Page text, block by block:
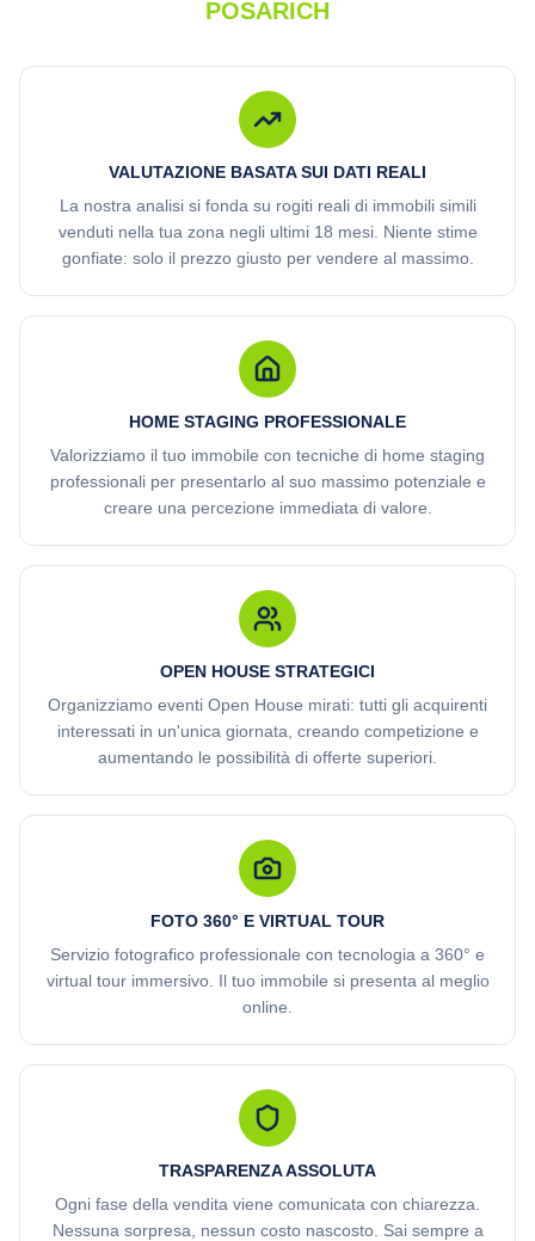
POSARICH
VALUTAZIONE BASATA SUI DATI REALI
La nostra analisi si fonda su rogiti reali di immobili simili
venduti nella tua zona negli ultimi 18 mesi. Niente stime
gonfiate: solo il prezzo giusto per vendere al massimo.
HOME STAGING PROFESSIONALE
Valorizziamo il tuo immobile con tecniche di home staging
professionali per presentarlo al suo massimo potenziale e
creare una percezione immediata di valore.
OPEN HOUSE STRATEGICI
Organizziamo eventi Open House mirati: tutti gli acquirenti
interessati in un'unica giornata, creando competizione e
aumentando le possibilità di offerte superiori.
FOTO 360° E VIRTUAL TOUR
Servizio fotografico professionale con tecnologia a 360° e
virtual tour immersivo. Il tuo immobile si presenta al meglio
online.
TRASPARENZA ASSOLUTA
Ogni fase della vendita viene comunicata con chiarezza.
Nessuna sorpresa, nessun costo nascosto. Sai sempre a